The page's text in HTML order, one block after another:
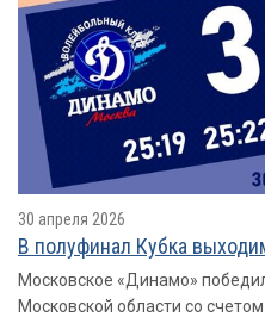
30 апреля 2026
В полуфинал Кубка
Московское «Динамо»
Московской области со